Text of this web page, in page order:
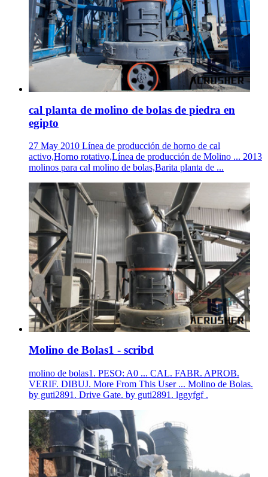
cal planta de molino de bolas de piedra en
egipto
27 May 2010 Línea de producción de horno de cal
activo,Horno rotativo,Línea de producción de Molino ... 2013
molinos para cal molino de bolas,Barita planta de ...
Molino de Bolas1 - scribd
molino de bolas1. PESO: A0 ... CAL. FABR. APROB.
VERIF. DIBUJ. More From This User ... Molino de Bolas.
by guti2891. Drive Gate. by guti2891. lggyfgf .